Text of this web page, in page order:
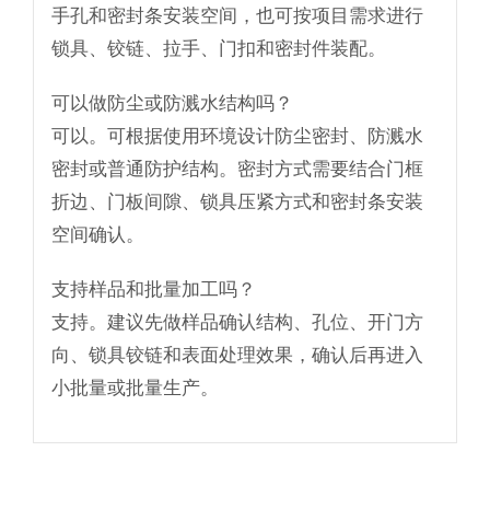
手孔和密封条安装空间，也可按项目需求进行
锁具、铰链、拉手、门扣和密封件装配。
可以做防尘或防溅水结构吗？
可以。可根据使用环境设计防尘密封、防溅水
密封或普通防护结构。密封方式需要结合门框
折边、门板间隙、锁具压紧方式和密封条安装
空间确认。
支持样品和批量加工吗？
支持。建议先做样品确认结构、孔位、开门方
向、锁具铰链和表面处理效果，确认后再进入
小批量或批量生产。